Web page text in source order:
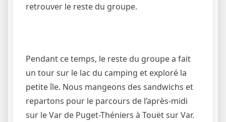
retrouver le reste du groupe.
Pendant ce temps, le reste du groupe a fait
un tour sur le lac du camping et exploré la
petite île. Nous mangeons des sandwichs et
repartons pour le parcours de l’après-midi
sur le Var de Puget-Théniers à Touët sur Var.